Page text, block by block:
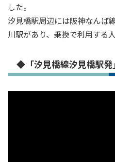
した。
汐見橋駅周辺には阪神なんば
川駅があり、乗換で利用する人
◆「汐見橋線汐見橋駅発